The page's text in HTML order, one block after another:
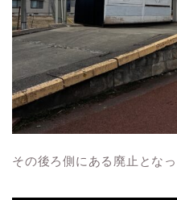
その後ろ側にある廃止とな